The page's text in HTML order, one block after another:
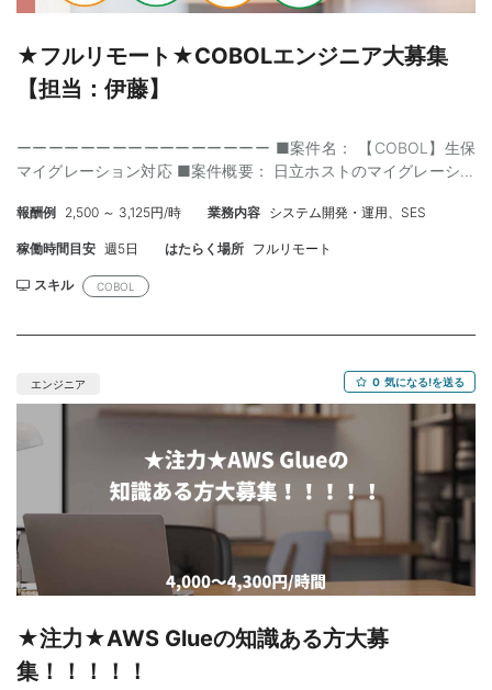
★フルリモート★COBOLエンジニア大募集
【担当：伊藤】
ーーーーーーーーーーーーーーーー ■案件名： 【COBOL】生保
マイグレーション対応 ■案件概要： 日立ホストのマイグレーショ
JCLの作成と現新比較テストの事前打鍵 ■PGM解析(デバックツー
ルなどは無く、DISPLAY命令を主に使用) ■必須スキル： 汎用
為、主体的に動ける人 ■歓迎スキル： ■作業期間：2025/10/01
■面談回数：1 ■備考： ーーーーーーーーーーーーーーーー
報酬例 2,500 ～ 3,125円/時 業務内容 システム開発・運用、SES
稼働時間目安 週5日 はたらく場所 フルリモート
スキル COBOL
エンジニア 0 気になる!を送る
★注力★AWS Glueの知識ある方大募
集！！！！！